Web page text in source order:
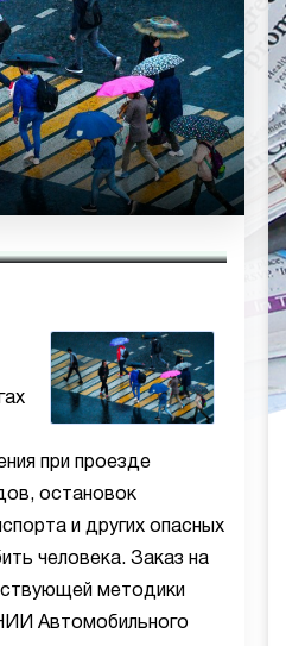
при проезде
остановок
и других опасных
человека. Заказ на
методики
Автомобильного